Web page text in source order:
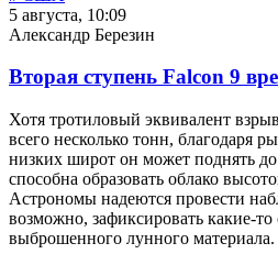
5 августа, 10:09
Александр Березин
Вторая ступень Falcon 9
Хотя тротиловый эквивалент
всего несколько тонн, благодаря
низких широт он может поднять
способна образовать облако
Астрономы надеются провести
возможно, зафиксировать какие-то
выброшенного лунного материала.